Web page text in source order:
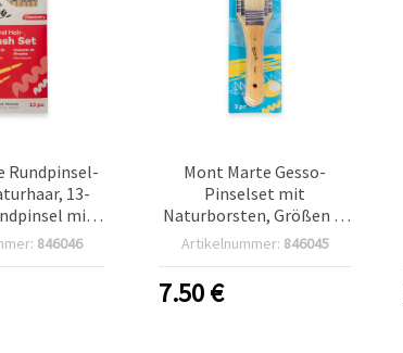
Rundpinsel-
13-
mit
846046
Mont Marte Gesso-
Pinselset mit
Naturborsten, Größen 2,
4 & 6 – 3-teilig
Artikelnummer: 846045
7.50€